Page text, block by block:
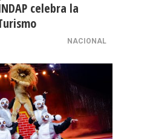
celebra la
NACIONAL